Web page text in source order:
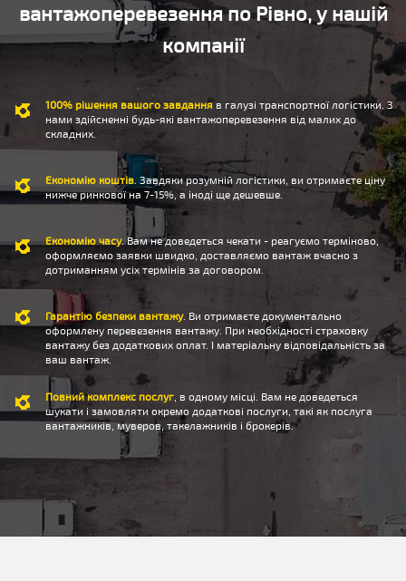
вантажоперевезення по Рівно, у нашій
компанії
100% рішення вашого завданняв галузі транспортної логістики. З
нами здійсненні будь-які вантажоперевезення від малих до
складних.
Економію коштів . Завдяки розумній логістики, ви отримаєте ціну
нижче ринкової на 7-15%, а іноді ще дешевше.
Економію часу. Вам не доведеться чекати - реагуємо терміново,
оформляємо заявки швидко, доставляємо вантаж вчасно з
дотриманням усіх термінів за договором.
Гарантію безпеки вантажу. Ви отримаєте документально
оформлену перевезення вантажу. При необхідності страховку
вантажу без додаткових оплат. І матеріальну відповідальність за
ваш вантаж.
Повний комплекс послуг , в одному місці. Вам не доведеться
шукати і замовляти окремо додаткові послуги, такі як послуга
вантажників, муверов, такелажників і брокерів.